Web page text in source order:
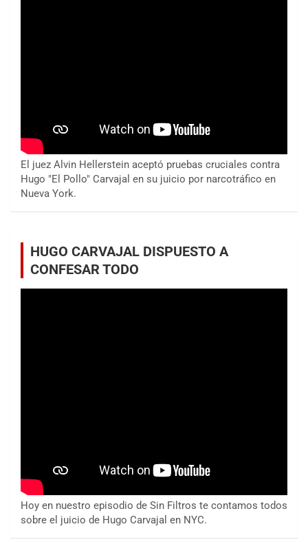
El juez Alvin Hellerstein aceptó pruebas cruciales contra
Hugo "El Pollo" Carvajal en su juicio por narcotráfico en
Nueva York.
HUGO CARVAJAL DISPUESTO A
CONFESAR TODO
Hoy en nuestro episodio de Sin Filtros te contamos todos
sobre el juicio de Hugo Carvajal en NYC.